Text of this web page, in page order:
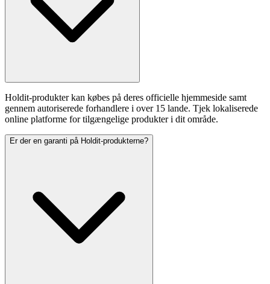
Holdit-produkter kan købes på deres officielle hjemmeside samt
gennem autoriserede forhandlere i over 15 lande. Tjek lokaliserede
online platforme for tilgængelige produkter i dit område.
Er der en garanti på Holdit-produkterne?